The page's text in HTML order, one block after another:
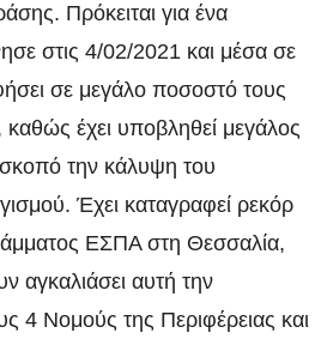
Πρόκειται για ένα
στις 4/02/2021 και μέσα σε
σε μεγάλο ποσοστό τους
έχει υποβληθεί μεγάλος
την κάλυψη του
Έχει καταγραφεί ρεκόρ
ΕΣΠΑ στη Θεσσαλία,
αγκαλιάσει αυτή την
4 Νομούς της Περιφέρειας και